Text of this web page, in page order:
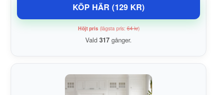
KÖP HÄR (129 KR)
Höjt pris(lägsta pris:64 kr)
Vald 317 gånger.